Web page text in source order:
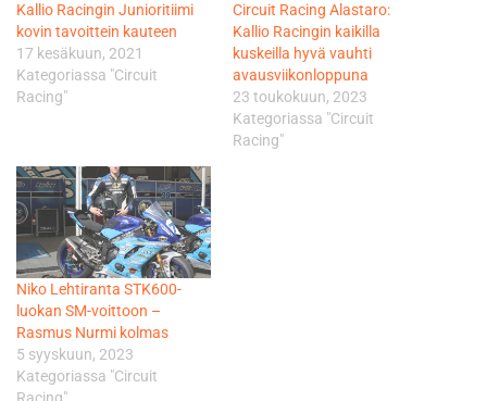
Kallio Racingin Junioritiimi
kovin tavoittein kauteen
17 kesäkuun, 2021
Kategoriassa "Circuit
Racing"
Circuit Racing Alastaro:
Kallio Racingin kaikilla
kuskeilla hyvä vauhti
avausviikonloppuna
23 toukokuun, 2023
Kategoriassa "Circuit
Racing"
Niko Lehtiranta STK600-
luokan SM-voittoon –
Rasmus Nurmi kolmas
5 syyskuun, 2023
Kategoriassa "Circuit
Racing"